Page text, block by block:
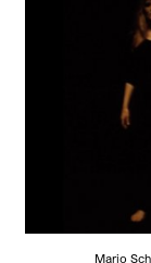
Mario